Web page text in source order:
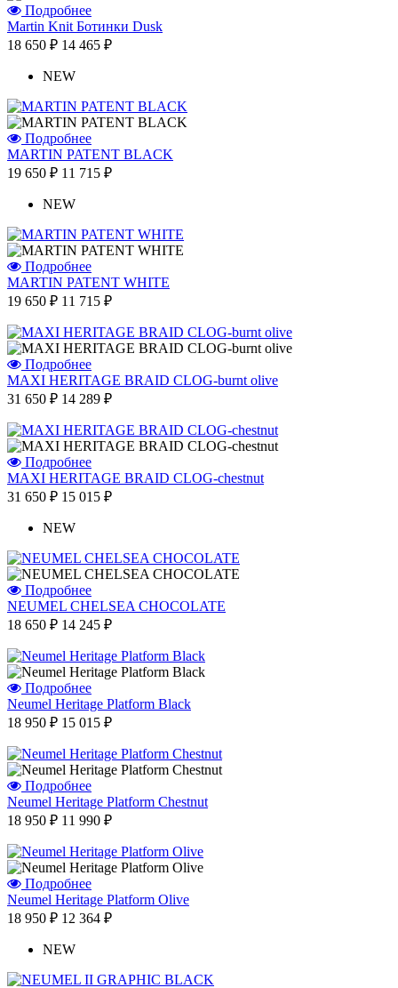
Подробнее
Martin Knit Ботинки Dusk
18 650 ₽ 14 465 ₽
NEW
Подробнее
MARTIN PATENT BLACK
19 650 ₽ 11 715 ₽
NEW
Подробнее
MARTIN PATENT WHITE
19 650 ₽ 11 715 ₽
Подробнее
MAXI HERITAGE BRAID CLOG-burnt olive
31 650 ₽ 14 289 ₽
Подробнее
MAXI HERITAGE BRAID CLOG-chestnut
31 650 ₽ 15 015 ₽
NEW
Подробнее
NEUMEL CHELSEA CHOCOLATE
18 650 ₽ 14 245 ₽
Подробнее
Neumel Heritage Platform Black
18 950 ₽ 15 015 ₽
Подробнее
Neumel Heritage Platform Chestnut
18 950 ₽ 11 990 ₽
Подробнее
Neumel Heritage Platform Olive
18 950 ₽ 12 364 ₽
NEW